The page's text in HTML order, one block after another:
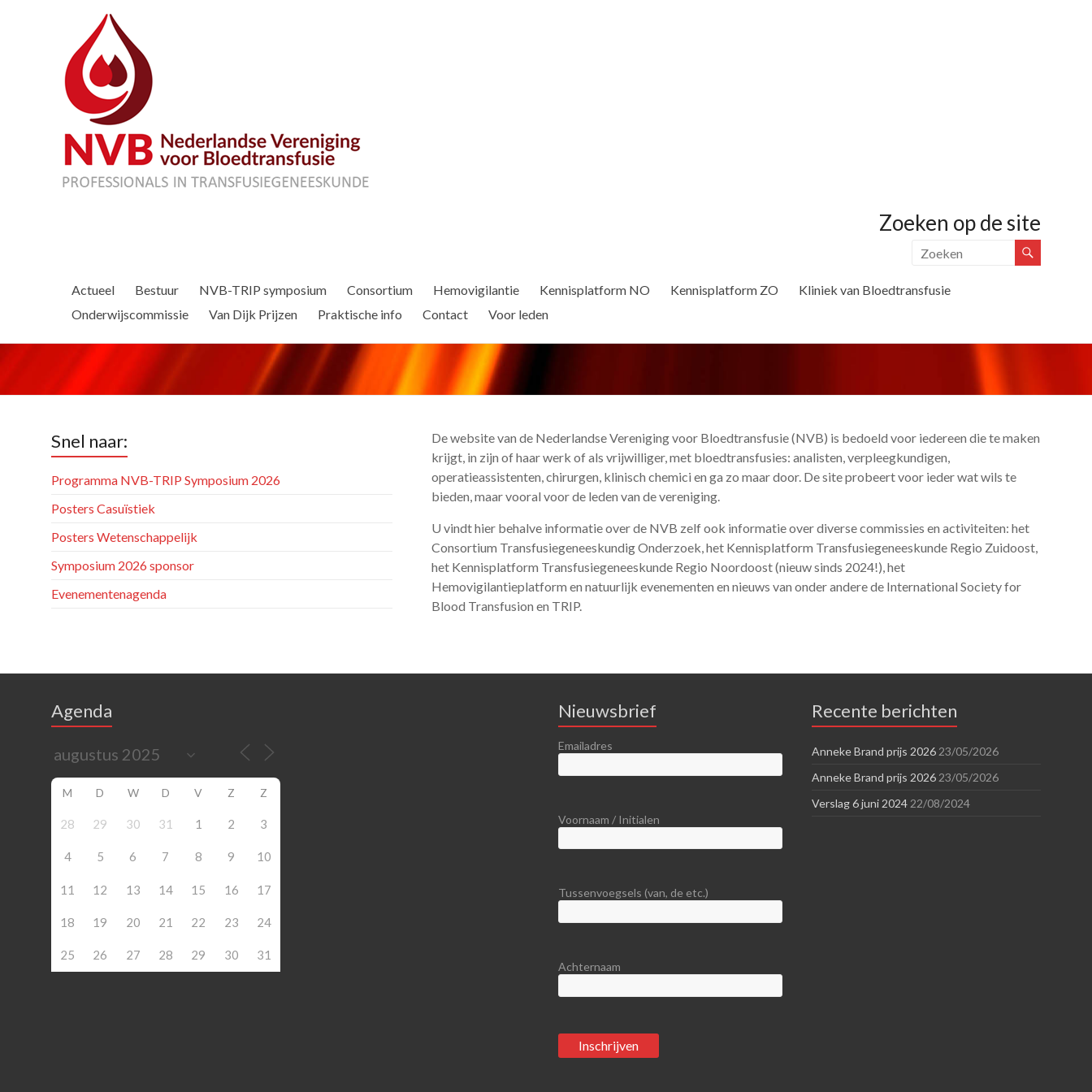
Zoeken op de site
Actueel Bestuur NVB-TRIP symposium Consortium Hemovigilantie Kennisplatform NO Kennisplatform ZO
Kliniek van Bloedtransfusie
Onderwijscommissie
Van Dijk Prijzen Praktische info Contact Voor leden
De website van de Nederlandse Vereniging voor Bloedtransfusie (NVB) is bedoeld voor iedereen die te maken
krijgt, in zijn of haar werk of als vrijwilliger, met bloedtransfusies: analisten, verpleegkundigen,
operatieassistenten, chirurgen, klinisch chemici en ga zo maar door. De site probeert voor ieder wat wils te
bieden, maar vooral voor de leden van de vereniging.
U vindt hier behalve informatie over de NVB zelf ook informatie over diverse commissies en activiteiten: het
Consortium Transfusiegeneeskundig Onderzoek, het Kennisplatform Transfusiegeneeskunde Regio Zuidoost,
het Kennisplatform Transfusiegeneeskunde Regio Noordoost (nieuw sinds 2024!), het
Hemovigilantieplatform en natuurlijk evenementen en nieuws van onder andere de International Society for
Blood Transfusion en TRIP.
Snel naar:
Programma NVB-TRIP Symposium 2026
Posters Casuïstiek
Posters Wetenschappelijk
Symposium 2026 sponsor
Evenementenagenda
Agenda
M D W D V Z Z
28 29 30 31 1 2 3
4 5 6 7 8 9 10
11 12 13 14 15 16 17
18 19 20 21 22 23 24
25 26 27 28 29 30 31
Nieuwsbrief
Emailadres
Voornaam / Initialen
Tussenvoegsels (van, de etc.)
Achternaam
Recente berichten
Anneke Brand prijs 2026 23/05/2026
Anneke Brand prijs 2026 23/05/2026
Verslag 6 juni 2024 22/08/2024